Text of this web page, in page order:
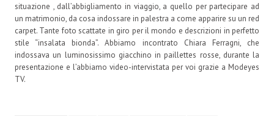
situazione , dall’abbigliamento in viaggio, a quello per partecipare ad
un matrimonio, da cosa indossare in palestra a come apparire su un red
carpet. Tante foto scattate in giro per il mondo e descrizioni in perfetto
stile “insalata bionda”. Abbiamo incontrato Chiara Ferragni, che
indossava un luminosissimo giacchino in paillettes rosse, durante la
presentazione e l’abbiamo video-intervistata per voi grazie a Modeyes
TV.